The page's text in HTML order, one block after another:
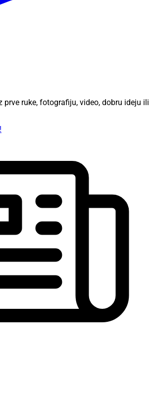
ruke, fotografiju, video, dobru ideju ili